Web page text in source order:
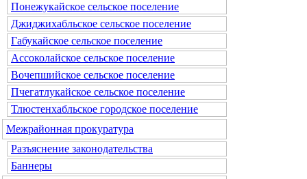
Понежукайское сельское поселение
Джиджихабльское сельское поселение
Габукайское сельское поселение
Ассоколайское сельское поселение
Вочепшийское сельское поселение
Пчегатлукайское сельское поселение
Тлюстенхабльское городское поселение
Межрайонная прокуратура
Разъяснение законодательства
Баннеры